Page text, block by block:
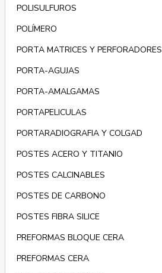
POLISULFUROS
POLÍMERO
PORTA MATRICES Y PERFORADORES
PORTA-AGUJAS
PORTA-AMALGAMAS
PORTAPELICULAS
PORTARADIOGRAFIA Y COLGAD
POSTES ACERO Y TITANIO
POSTES CALCINABLES
POSTES DE CARBONO
POSTES FIBRA SILICE
PREFORMAS BLOQUE CERA
PREFORMAS CERA